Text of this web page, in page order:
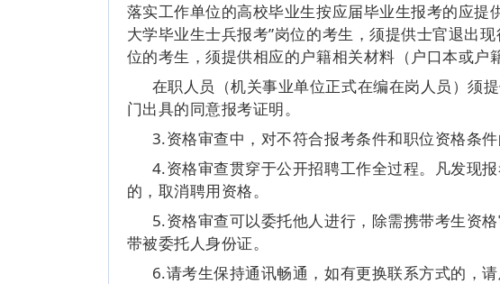
落实工作单位的高校毕业生按应届毕业生报考的应提
大学毕业生士兵报考”岗位的考生，须提供士官退出
位的考生，须提供相应的户籍相关材料（户口本或户
在职人员（机关事业单位正式在编在岗人员）须
门出具的同意报考证明。
3.资格审查中，对不符合报考条件和职位资格条件
4.资格审查贯穿于公开招聘工作全过程。凡发现
的，取消聘用资格。
5.资格审查可以委托他人进行，除需携带考生资
带被委托人身份证。
6.请考生保持通讯畅通，如有更换联系方式的，